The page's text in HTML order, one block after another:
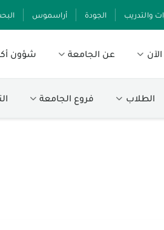
والتدريب الجودة أراسموس
عن الجامعة شؤون
الطلاب فروع الجامعة